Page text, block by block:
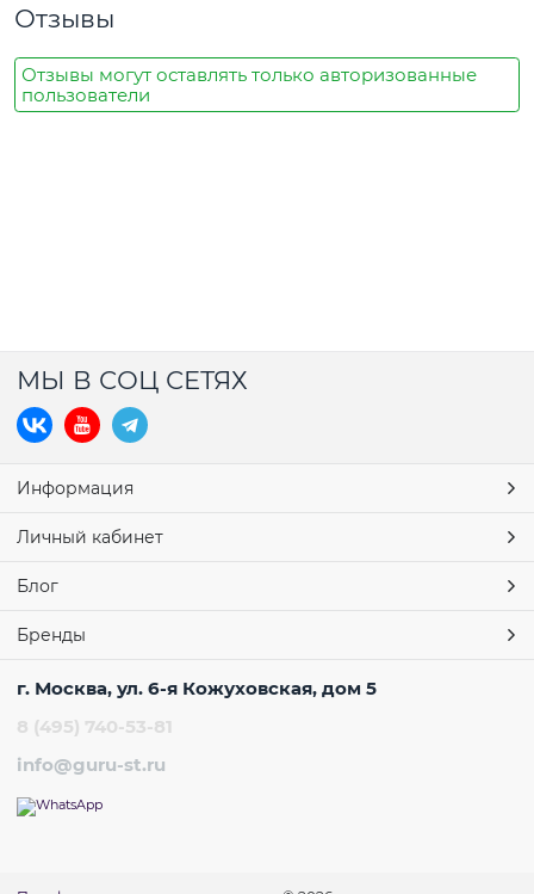
Отзывы
Отзывы могут оставлять только авторизованные
пользователи
МЫ В СОЦ СЕТЯХ
Информация
Личный кабинет
Блог
Бренды
г. Москва, ул. 6-я Кожуховская, дом 5
8 (495) 740-53-81
info@guru-st.ru